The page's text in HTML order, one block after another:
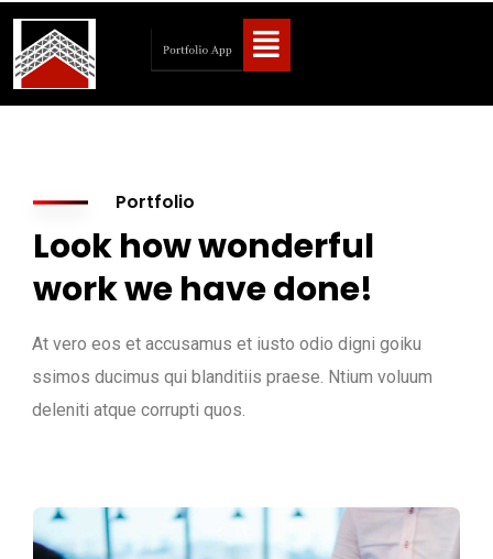
Portfolio
Look how wonderful
work we have done!
At vero eos et accusamus et iusto odio digni goiku
ssimos ducimus qui blanditiis praese. Ntium voluum
deleniti atque corrupti quos.